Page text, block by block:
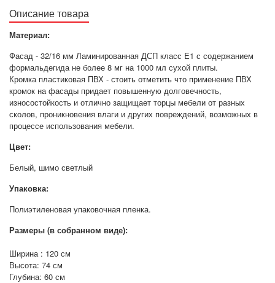
Описание товара
Материал:
Фасад - 32/16 мм Ламинированная ДСП класс E1 с содержанием
формальдегида не более 8 мг на 1000 мл сухой плиты.
Кромка пластиковая ПВХ - стоить отметить что применение ПВХ
кромок на фасады придает повышенную долговечность,
износостойкость и отлично защищает торцы мебели от разных
сколов, проникновения влаги и других повреждений, возможных в
процессе использования мебели.
Цвет:
Белый, шимо светлый
Упаковка:
Полиэтиленовая упаковочная пленка.
Размеры (в собранном виде):
Ширина : 120 см
Высота: 74 см
Глубина: 60 см